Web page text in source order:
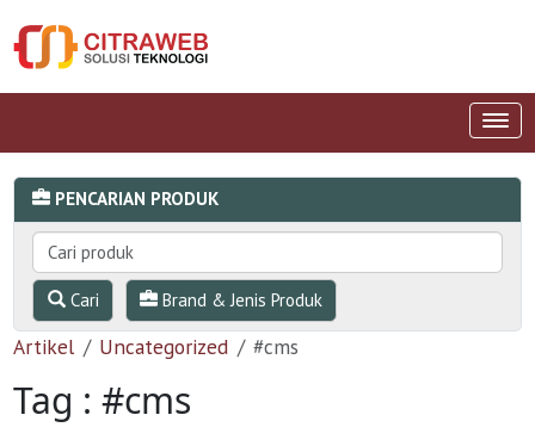
PENCARIAN PRODUK
Cari Brand & Jenis Produk
Artikel Uncategorized #cms
Tag : #cms